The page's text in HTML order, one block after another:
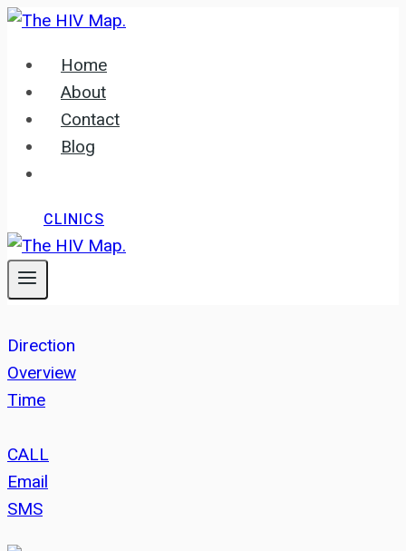
Skip
contentHome
About
Contact
Blog
CLINICS
Direction
Overview
Time
CALL
Email
SMS